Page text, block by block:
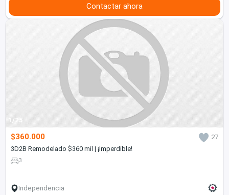
Contactar ahora
1/25
$360.000
27
3D2B Remodelado $360 mil | ¡Imperdible!
3
Independencia